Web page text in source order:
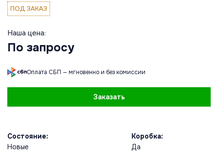
ПОД ЗАКАЗ
Наша цена:
По запросу
Оплата СБП — мгновенно и без комиссии
Заказать
Состояние:
Новые
Коробка:
Да